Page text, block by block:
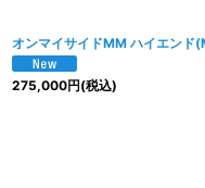
オンマイサイドMM ハイエン
275,000円(税込)